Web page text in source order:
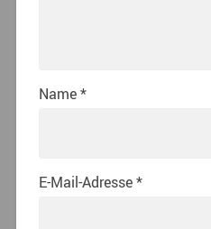
Name*
E-Mail-Adresse*